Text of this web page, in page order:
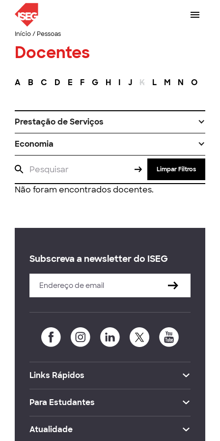
Início/ Pessoas
Docentes
A B C D E F G H I J K L M N O
Prestação de Serviços
Economia
Limpar Filtros
Não foram encontrados docentes.
Subscreva a newsletter do ISEG
Links Rápidos
Para Estudantes
Atualidade